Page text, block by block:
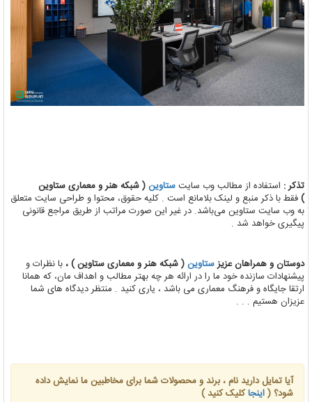
تذکر : استفاده از مطالب وب سایتستاوین( شبکه هنر و معماری ستاوین
)فقط با ذکر منبع و لینک بلامانع است . کلیه حقوق، محتوا و طراحی سایت متعلق
به وب سایت ستاوین می‌باشد. در غیر این صورت مراتب از طریق مراجع قانونی
پیگیری خواهد شد .
دوستان و همراهان عزیزستاوین( شبکه هنر و معماری ستاوین ) ، با نظرات و
پیشنهادات سازنده خود ما را در ارائه هر چه بهتر مطالب و اهداف مان، که همانا
ارتقا جایگاه و فرهنگ معماری می باشد ، یاری کنید . منتظر دیدگاه های شما
عزیزان هستیم . . .
آیا تمایل دارید نام ، برند و محصولات شما برای مخاطبین ما نمایش داده
شود؟ (اینجاکلیک کنید )